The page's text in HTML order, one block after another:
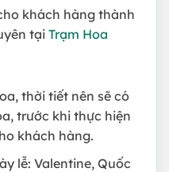
khách hàng thành
tại Trạm Hoa
thời tiết nên sẽ có
trước khi thực hiện
khách hàng.
lễ: Valentine, Quốc